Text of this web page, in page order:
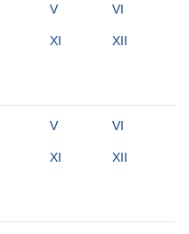
V VI
XI XII
V VI
XI XII